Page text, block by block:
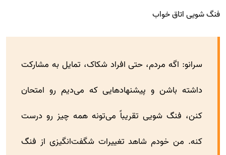
فنگ شویی اتاق خواب
سرانو: اگه مردم، حتی افراد شکاک، تمایل به مشارکت
داشته باشن و پیشنهادهایی که می‌دیم رو امتحان
کنن، فنگ شویی تقریباً می‌تونه همه چیز رو درست
کنه. من خودم شاهد تغییرات شگفت‌انگیزی از فنگ